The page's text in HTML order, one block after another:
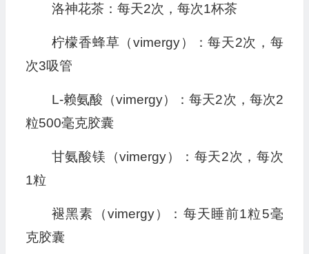
洛神花茶：每天2次，每次1杯茶
柠檬香蜂草（vimergy）：每天2次，每
次3吸管
L-赖氨酸（vimergy）：每天2次，每次2
粒500毫克胶囊
甘氨酸镁（vimergy）：每天2次，每次
1粒
褪黑素（vimergy）：每天睡前1粒5毫
克胶囊